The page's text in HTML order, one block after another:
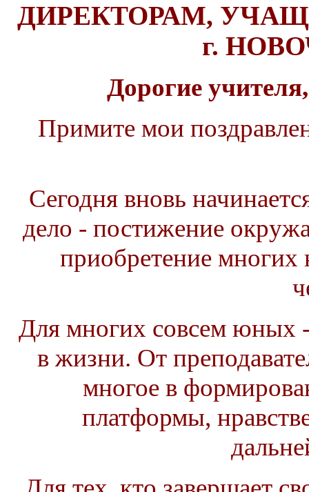
ДИРЕКТОРАМ,
г.
Дорогие
Примите мои
Сегодня вновь
дело - постижение
приобретение многих
Для многих совсем юных
в жизни. От
многое в
платформы,